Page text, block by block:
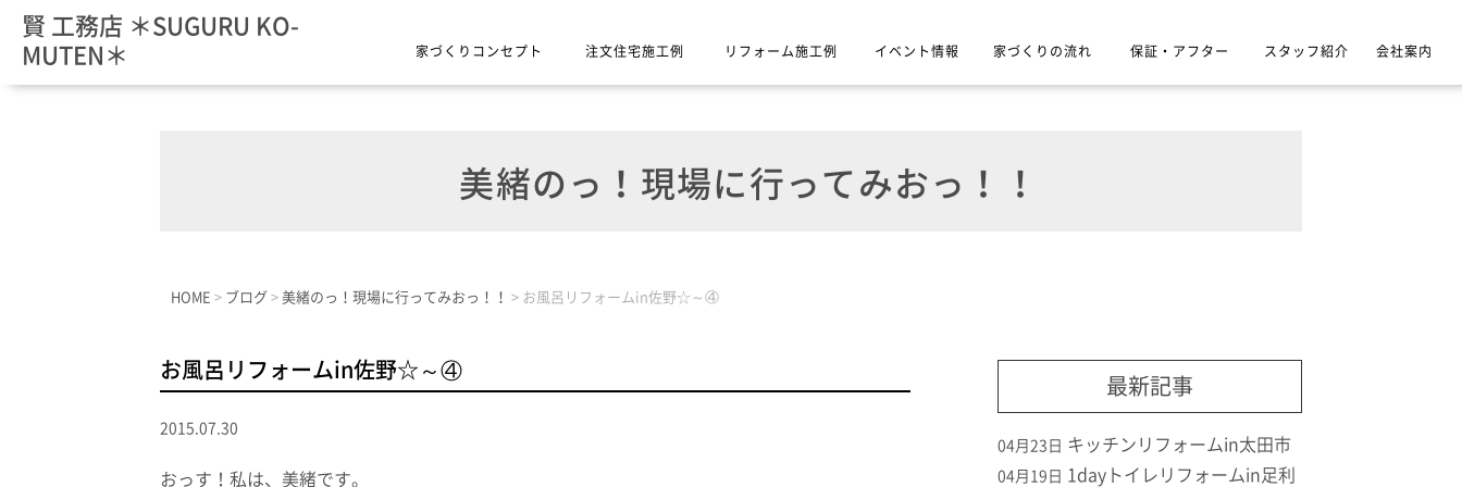
賢 工務店 ＊SUGURU KO-
MUTEN＊
家づくりコンセプト 注文住宅施工例 リフォーム施工例 イベント情報 家づくりの流れ 保証・アフター スタッフ紹介 会社案内
美緒のっ！現場に行ってみおっ！！
HOME > ブログ > 美緒のっ！現場に行ってみおっ！！ > お風呂リフォームin佐野☆～④
お風呂リフォームin佐野☆～④
2015.07.30
おっす！私は、美緒です。
最新記事
04月23日 キッチンリフォームin太田市
04月19日
1dayトイレリフォームin足利